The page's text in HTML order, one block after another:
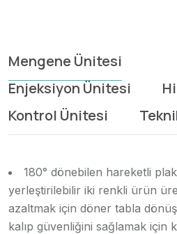
Mengene Ünitesi
Enjeksiyon Ünitesi
Kontrol Ünitesi
180° dönebilen hareketli
yerleştirilebilir iki renkli ürün
azaltmak için döner tabla
kalıp güvenliğini sağlamak için